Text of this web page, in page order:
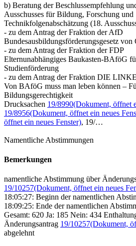
b) Beratung der Beschlussempfehlung
Ausschusses für Bildung, Forschung und
Technikfolgenabschätzung (18.
- zu dem Antrag der Fraktion der AfD
Bundesausbildungsförderungsgesetz
- zu dem Antrag der Fraktion der FDP
Elternunabhängiges Baukasten-BAföG
Studienförderung
- zu dem Antrag der Fraktion DIE
Von BAföG muss man leben können –
Bildungsgerechtigkeit
Drucksachen 19/8990(Dokument, öffnet
19/8956(Dokument, öffnet ein neues
öffnet ein neues Fenster), 19/…
Namentliche Abstimmungen
Bemerkungen
namentliche Abstimmung über
19/10257(Dokument, öffnet ein neues
18:05:27: Beginn der namentlichen
18:09:25: Ende der namentlichen
Gesamt: 620 Ja: 185 Nein: 434
Änderungsantrag 19/10257(Dokument,
abgelehnt